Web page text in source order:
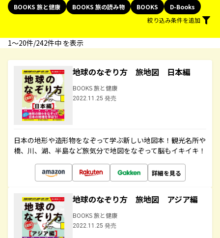
BOOKS 旅と健康
BOOKS 旅の読み物 BOOKS
D-Books
絞り込み条件を追加
1〜20件/242件中 を表示
地球のなぞり方 旅地図 日本編
BOOKS 旅と健康
2022.11.25 発売
日本の地形や造形物をなぞって学ぶ新しい地図本！観光名所や
橋、川、湖、半島など旅気分で地図をなぞって脳もイキイキ！
詳細を見る
地球のなぞり方 旅地図 アジア編
BOOKS 旅と健康
2022.11.25 発売